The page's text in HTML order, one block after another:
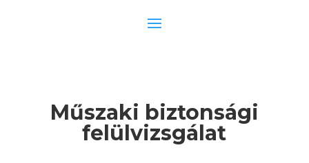
Műszaki biztonsági
felülvizsgálat